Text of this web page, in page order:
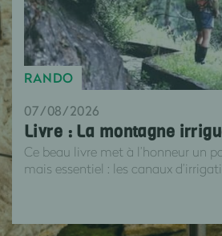
RANDO
07/08/2026
Livre : La montagne
Ce beau livre met à l’honneur un
mais essentiel : les canaux